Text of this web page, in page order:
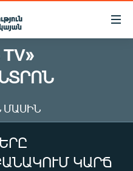
ՄԱՍԻՆ
ԿԱՐՃ